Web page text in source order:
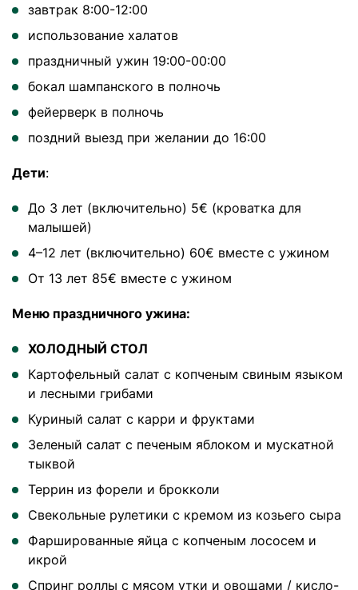
завтрак 8:00-12:00
использование халатов
праздничный ужин 19:00-00:00
бокал шампанского в полночь
фейерверк в полночь
поздний выезд при желании до 16:00
Дети:
До 3 лет (включительно) 5€ (кроватка для
малышей)
4–12 лет (включительно) 60€ вместе с ужином
От 13 лет 85€ вместе с ужином
Меню праздничного ужина:
ХОЛОДНЫЙ СТОЛ
Картофельный салат с копченым свиным языком
и лесными грибами
Куриный салат с карри и фруктами
Зеленый салат с печеным яблоком и мускатной
тыквой
Террин из форели и брокколи
Свекольные рулетики с кремом из козьего сыра
Фаршированные яйца с копченым лососем и
икрой
Спринг роллы с мясом утки и овощами / кисло-